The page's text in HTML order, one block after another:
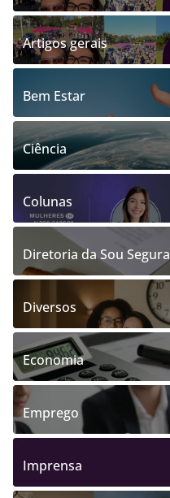
Artigos gerais
Bem Estar
Ciência
Colunas
Diretoria da Sou Segura
Diversos
Economia
Emprego
Imprensa